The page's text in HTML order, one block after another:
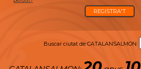
REGISTRA'T
Buscar ciutat de CATALANSALMON: